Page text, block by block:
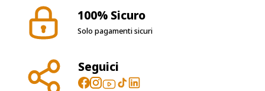
100% Sicuro
Solo pagamenti sicuri
Seguici